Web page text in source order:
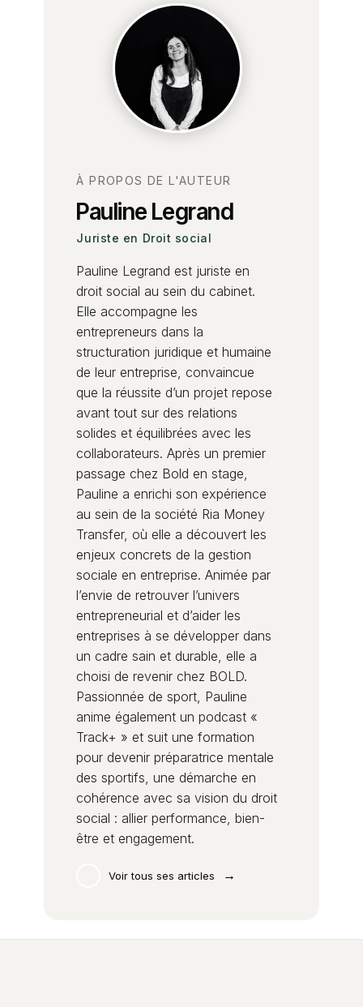
À PROPOS DE L'AUTEUR
Pauline Legrand
Juriste en Droit social
Pauline Legrand est juriste en
droit social au sein du cabinet.
Elle accompagne les
entrepreneurs dans la
structuration juridique et humaine
de leur entreprise, convaincue
que la réussite d’un projet repose
avant tout sur des relations
solides et équilibrées avec les
collaborateurs. Après un premier
passage chez Bold en stage,
Pauline a enrichi son expérience
au sein de la société Ria Money
Transfer, où elle a découvert les
enjeux concrets de la gestion
sociale en entreprise. Animée par
l’envie de retrouver l’univers
entrepreneurial et d’aider les
entreprises à se développer dans
un cadre sain et durable, elle a
choisi de revenir chez BOLD.
‍Passionnée de sport, Pauline
anime également un podcast «
Track+ » et suit une formation
pour devenir préparatrice mentale
des sportifs, une démarche en
cohérence avec sa vision du droit
social : allier performance, bien-
être et engagement.
Voir tous ses articles →